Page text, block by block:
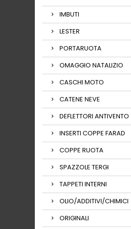
IMBUTI
LESTER
PORTARUOTA
OMAGGIO NATALIZIO
CASCHI MOTO
CATENE NEVE
DEFLETTORI ANTIVENTO
INSERTI COPPE FARAD
COPPE RUOTA
SPAZZOLE TERGI
TAPPETI INTERNI
OLIO/ADDITIVI/CHIMICI
ORIGINALI